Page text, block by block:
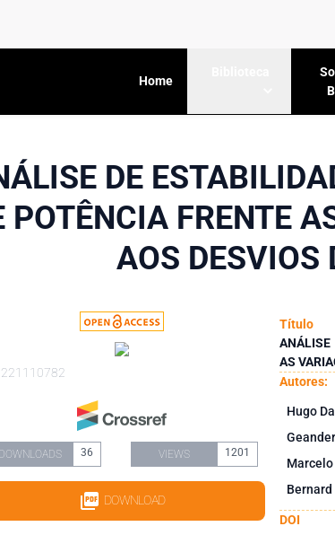
Home
DE
POTÊNCIA FRENTE
AOS DESVIOS
221110782
DOWNLOADS 36 VIEWS 1201
DOWNLOAD
Título
ANÁLISE
AS
Autores:
Hugo
Marcelo
DOI